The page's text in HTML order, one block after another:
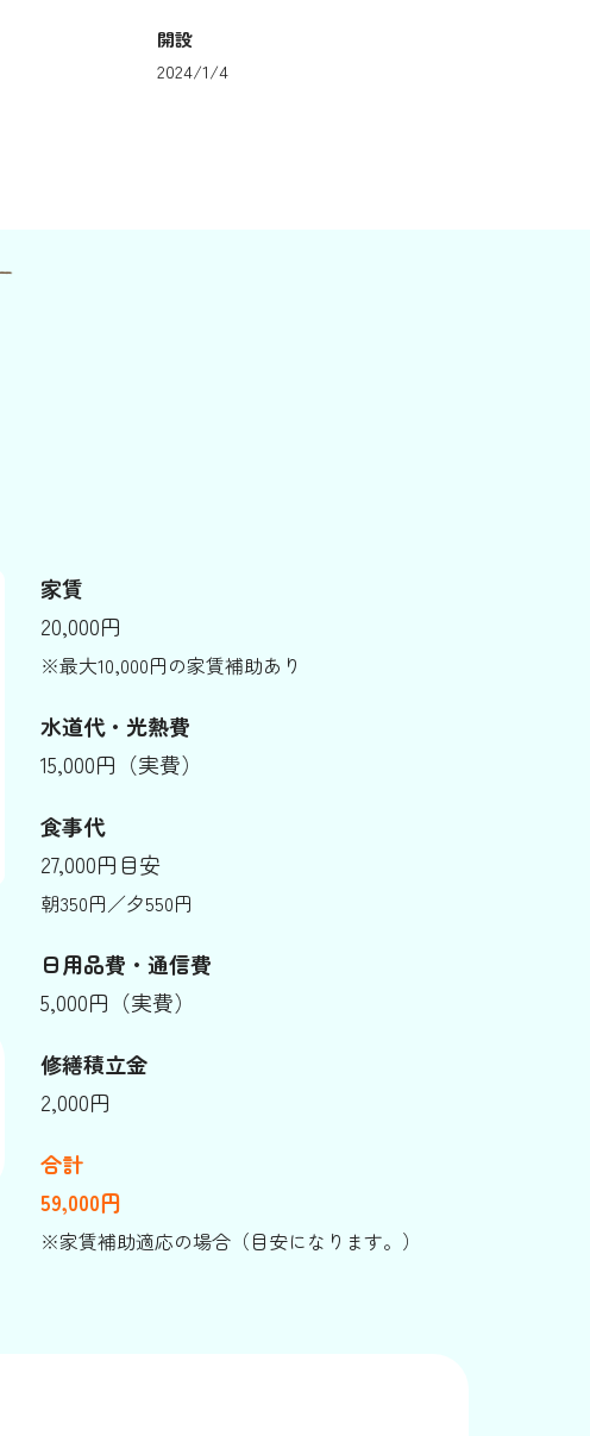
開設
2024/1/4
家賃
20,000円
※最大10,000円の家賃補助あり
水道代・光熱費
15,000円（実費）
食事代
27,000円目安
朝350円／夕550円
日用品費・通信費
5,000円（実費）
修繕積立金
2,000円
合計
59,000円
※家賃補助適応の場合（目安になります。）